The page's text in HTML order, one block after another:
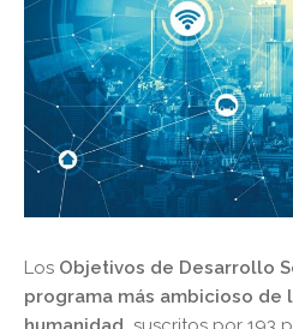
Los Objetivos de Desarrollo
programa más ambicioso de